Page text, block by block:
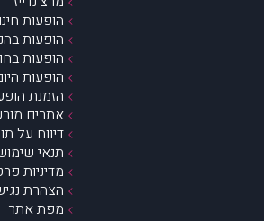
הופעות
הופעות
הופעות
הופעות
הזמנת
אתרים
דיווח על
תנאי
מדיניות
הצהרת
מפת אתר